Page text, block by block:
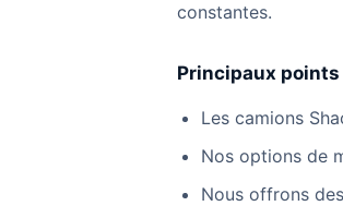
constantes.
Principaux
Les camions
Nos options de
Nous offrons